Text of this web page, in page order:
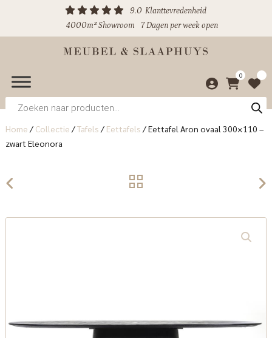
9.0 Klanttevredenheid
4000m² Showroom
7 Dagen per week open
0
Producten
zoeken
Home / Collectie /Tafels / Eettafels /Eettafel Aron ovaal 300×110 –
zwart Eleonora